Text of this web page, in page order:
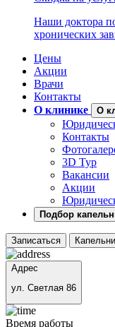
Наши доктора
хронических
Цены
Акции
Врачи
Контакты
О клинике
О
Контакты
3D Тур
Вакансии
Акции
Подбор
Записаться
Адрес
ул. Светлая 86
Время работы